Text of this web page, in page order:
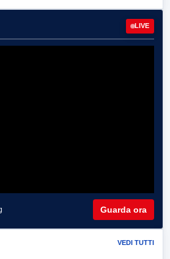
LIVE
Guarda ora
VEDI TUTTI